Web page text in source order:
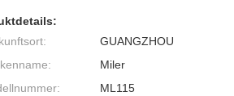
GUANGZHOU
Miler
ML115